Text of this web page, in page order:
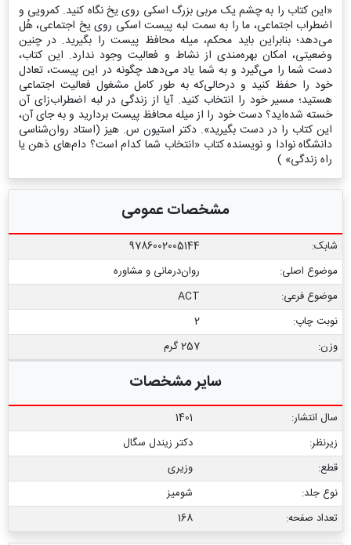
«این کتاب را به چشم یک مربی بزرگ اسکی روی یخ نگاه کنید. کمرویی و
اضطراب اجتماعی، ما را به سمت لبه پیست اسکی روی یخ اجتماعی، هُل
می‌دهد؛ بنابراین باید محکم، میله محافظ پیست را بگیرید. در چنین
وضعیتی، امکان بهره‌مندی از نشاط و فعالیت وجود ندارد. این کتاب،
دست شما را می‌گیرد و به شما یاد می‌دهد چگونه در این پیست، تعادل
خود را حفظ کنید و درحالی‌که به طور کامل مشغول فعالیت اجتماعی
هستید؛ مسیر خود را انتخاب کنید. آیا از زندگی در لبه اضطراب‌زای آن
خسته شده‌اید؟ دست خود را از میله محافظ پیست بردارید و به جای آن،
این کتاب را در دست بگیرید». دکتر استیون س. هیز (استاد روان‌شناسی
دانشگاه نوادا و نویسنده کتاب «انتخاب شما کدام است؟ دام‌های ذهن یا
راه زندگی» )
مشخصات عمومی
شابک:
9786002005144
موضوع اصلی:
روان‌درمانی و مشاوره
موضوع فرعی:
ACT
نوبت چاپ:
2
وزن:
257 گرم
سایر مشخصات
سال انتشار:
1401
زیرنظر:
دکتر زیندل سگال
قطع:
وزیری
نوع جلد:
شومیز
تعداد صفحه:
168